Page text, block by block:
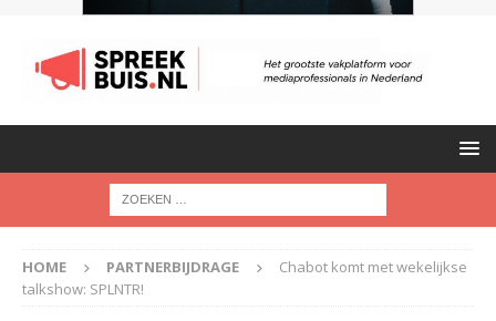
HOME PARTNERBIJDRAGE
Chabot komt met wekelijkse
talkshow: SPLNTR!